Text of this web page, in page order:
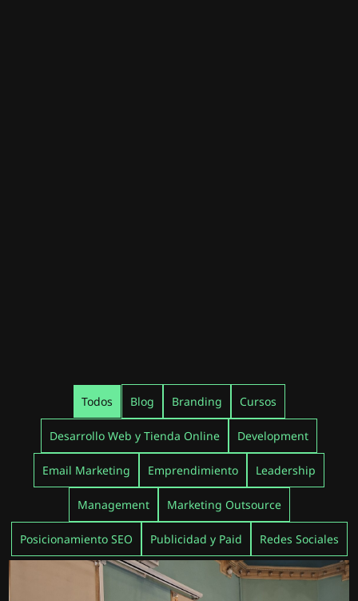
Todos Blog Branding Cursos
Desarrollo Web y Tienda Online Development
Email Marketing Emprendimiento Leadership
Management Marketing Outsource
Posicionamiento SEO Publicidad y Paid Redes Sociales